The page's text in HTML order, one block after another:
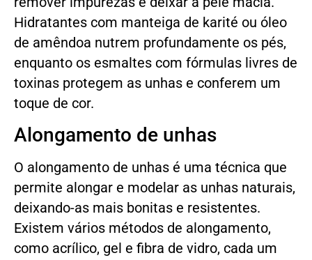
Hidratantes com manteiga de karité ou óleo
de amêndoa nutrem profundamente os pés,
enquanto os esmaltes com fórmulas livres de
toxinas protegem as unhas e conferem um
toque de cor.
Alongamento de unhas
O alongamento de unhas é uma técnica que
permite alongar e modelar as unhas naturais,
deixando-as mais bonitas e resistentes.
Existem vários métodos de alongamento,
como acrílico, gel e fibra de vidro, cada um